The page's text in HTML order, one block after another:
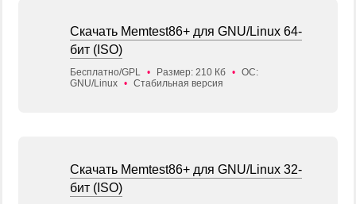
Скачать Memtest86+ для GNU/Linux 64-
бит (ISO)
Бесплатно/GPL • Размер: 210 Кб • ОС:
GNU/Linux • Стабильная версия
Скачать Memtest86+ для GNU/Linux 32-
бит (ISO)